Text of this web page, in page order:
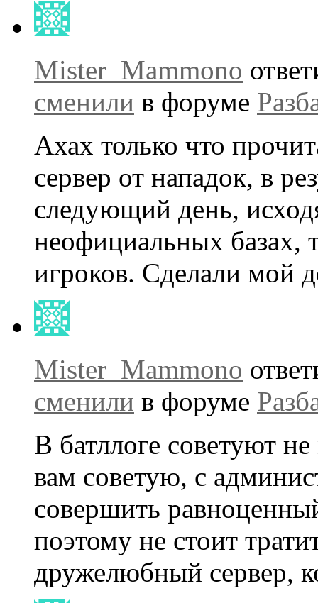
Mister_Mammono
сменили в форуме
Ахах только что
сервер от нападок, в
следующий день,
неофициальных базах,
игроков. Сделали мой
Mister_Mammono
сменили в форуме
В батллоге советуют
вам советую, с
совершить
поэтому не стоит
дружелюбный сервер,